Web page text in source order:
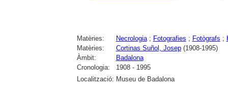
Matèries: Necrologia; Fotografies ; Fotògrafs ;
Matèries:
Cortinas Suñol, Josep(1908-1995)
Àmbit:
Badalona
Cronologia:
1908 - 1995
Localització: Museu de Badalona